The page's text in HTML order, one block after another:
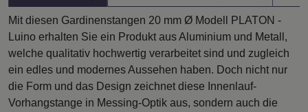
Mit diesen Gardinenstangen 20 mm Ø Modell PLATON -
Luino erhalten Sie ein Produkt aus Aluminium und Metall,
welche qualitativ hochwertig verarbeitet sind und zugleich
ein edles und modernes Aussehen haben. Doch nicht nur
die Form und das Design zeichnet diese Innenlauf-
Vorhangstange in Messing-Optik aus, sondern auch die